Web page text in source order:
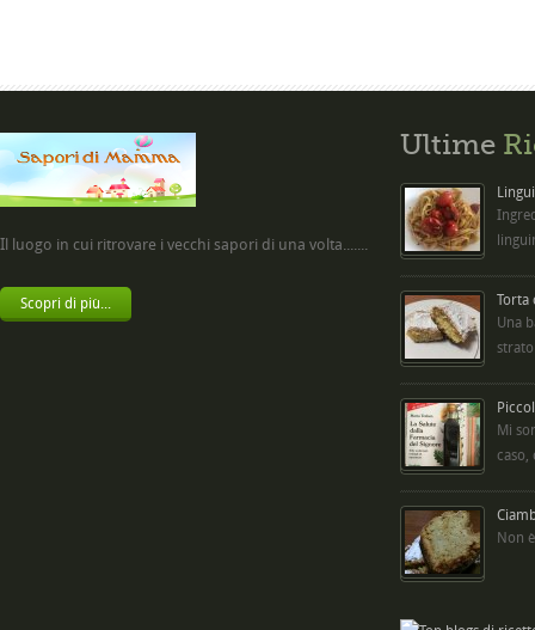
Il luogo in cui ritrovare i vecchi sapori di una volta.......
Scopri di più...
Ultime
Torta
Una
Mi
caso,
Non